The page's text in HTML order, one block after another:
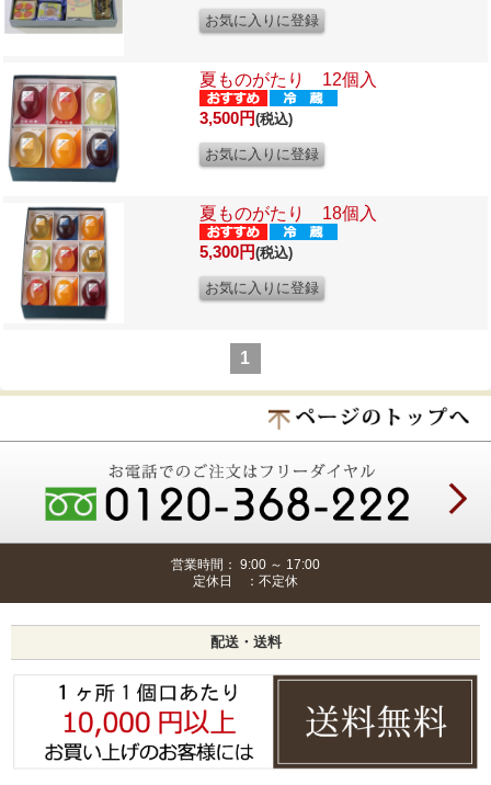
夏ものがたり 12個入
3,500円(税込)
夏ものがたり 18個入
5,300円(税込)
1
営業時間： 9:00 ～ 17:00
定休日 ：不定休
配送・送料